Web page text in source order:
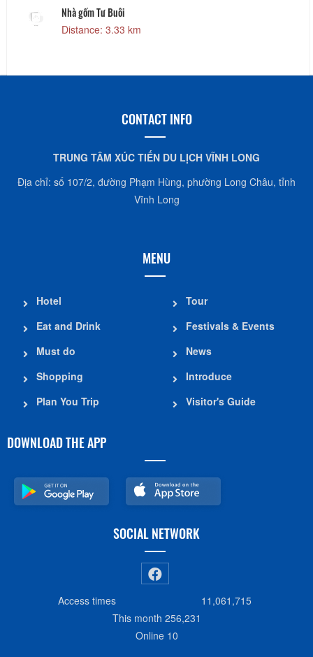
Nhà gốm Tư Buôi
Distance: 3.33 km
CONTACT INFO
TRUNG TÂM XÚC TIẾN DU LỊCH VĨNH LONG
Địa chỉ: số 107/2, đường Phạm Hùng, phường Long Châu, tỉnh
Vĩnh Long
MENU
Hotel
Eat and Drink
Must do
Shopping
Plan You Trip
Tour
Festivals & Events
News
Introduce
Visitor's Guide
DOWNLOAD THE APP
SOCIAL NETWORK
Access times
11,061,715
This month 256,231
Online 10